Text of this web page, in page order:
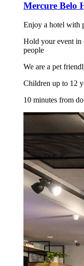
Mercure Belo
Enjoy a hotel with
Hold your event in
people
We are a pet
Children up to 12
10 minutes from